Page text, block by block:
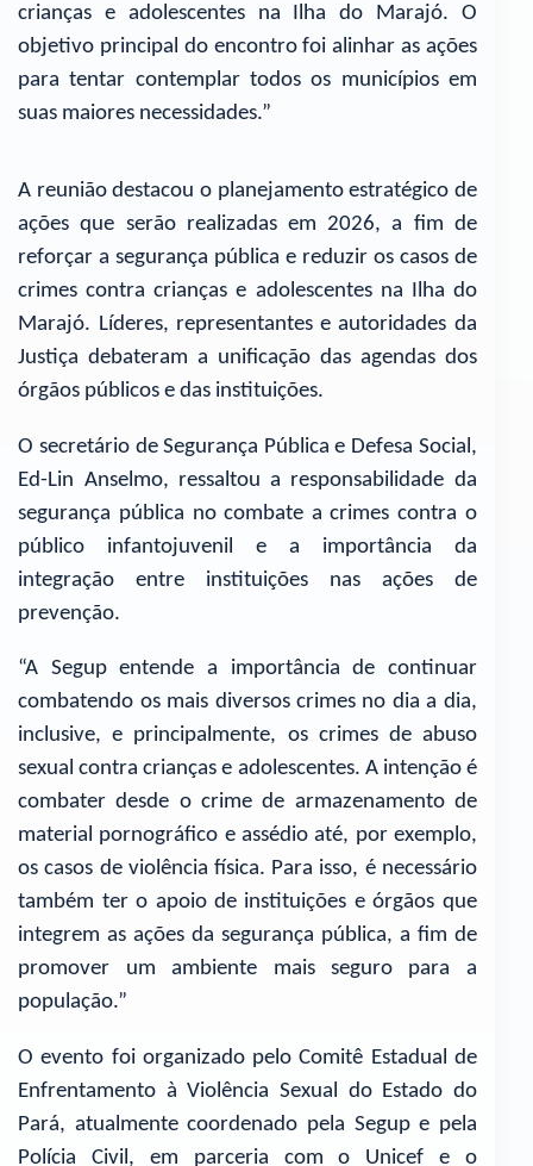
crianças e adolescentes na Ilha do Marajó. O
objetivo principal do encontro foi alinhar as ações
para tentar contemplar todos os municípios em
suas maiores necessidades.”
A reunião destacou o planejamento estratégico de
ações que serão realizadas em 2026, a fim de
reforçar a segurança pública e reduzir os casos de
crimes contra crianças e adolescentes na Ilha do
Marajó. Líderes, representantes e autoridades da
Justiça debateram a unificação das agendas dos
órgãos públicos e das instituições.
O secretário de Segurança Pública e Defesa Social,
Ed-Lin Anselmo, ressaltou a responsabilidade da
segurança pública no combate a crimes contra o
público infantojuvenil e a importância da
integração entre instituições nas ações de
prevenção.
“A Segup entende a importância de continuar
combatendo os mais diversos crimes no dia a dia,
inclusive, e principalmente, os crimes de abuso
sexual contra crianças e adolescentes. A intenção é
combater desde o crime de armazenamento de
material pornográfico e assédio até, por exemplo,
os casos de violência física. Para isso, é necessário
também ter o apoio de instituições e órgãos que
integrem as ações da segurança pública, a fim de
promover um ambiente mais seguro para a
população.”
O evento foi organizado pelo Comitê Estadual de
Enfrentamento à Violência Sexual do Estado do
Pará, atualmente coordenado pela Segup e pela
Polícia Civil, em parceria com o Unicef e o